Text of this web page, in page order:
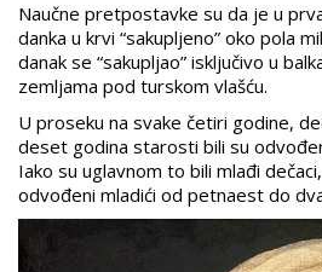
Naučne pretpostavke su da je u
danka u krvi “sakupljeno” oko pola
danak se “sakupljao” isključivo u
zemljama pod turskom vlašću.
U proseku na svake četiri godine,
deset godina starosti bili su
Iako su uglavnom to bili mlađi
odvođeni mladići od petnaest do